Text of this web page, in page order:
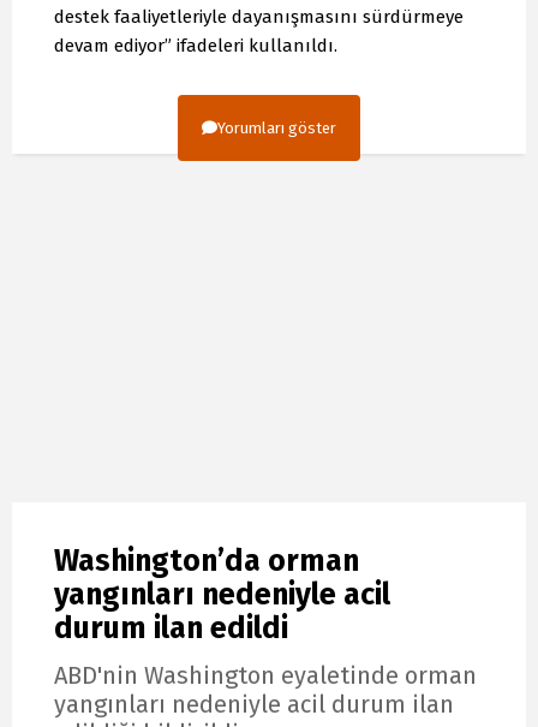
destek faaliyetleriyle dayanışmasını sürdürmeye
devam ediyor” ifadeleri kullanıldı.
Yorumları göster
Washington’da orman
yangınları nedeniyle acil
durum ilan edildi
ABD'nin Washington eyaletinde orman
yangınları nedeniyle acil durum ilan